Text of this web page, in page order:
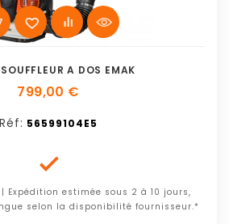
A DOS EMAK
799,00 €
Réf: 56599104E5

Expédition estimée sous 2 à 10 jours,
selon la disponibilité fournisseur.*